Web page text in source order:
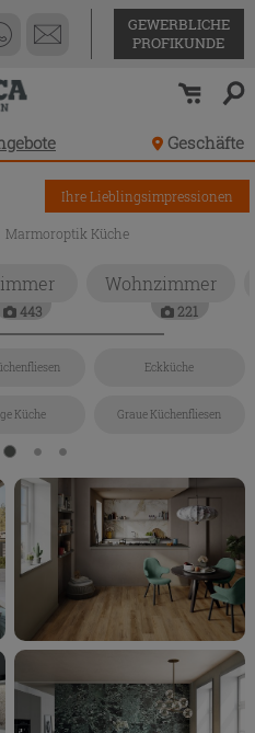
GEWERBLICHE
PROFIKUNDE
Geschäfte
Marmoroptik Küche
Ihre Lieblingsimpressionen
443
Wohnzimmer
221
Eckküche
Küche Graue Küchenfliesen